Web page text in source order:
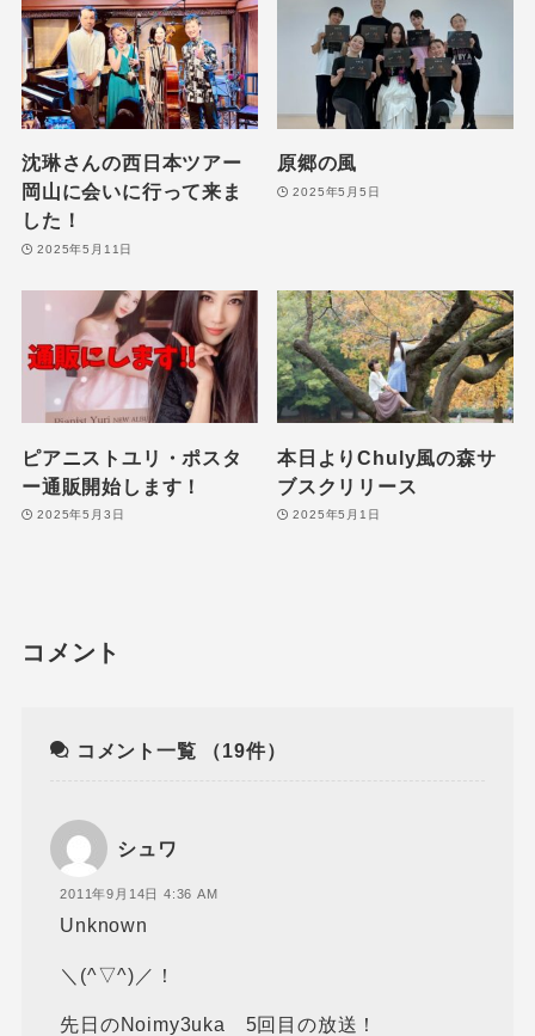
沈琳さんの西日本ツアー
岡山に会いに行って来ま
した！
2025年5月11日
原郷の風
2025年5月5日
ピアニストユリ・ポスタ
ー通販開始します！
2025年5月3日
本日よりChuly風の森サ
ブスクリリース
2025年5月1日
コメント
コメント一覧 （19件）
シュワ
2011年9月14日 4:36 AM
Unknown
＼(^▽^)／！
先日のNoimy3uka 5回目の放送！